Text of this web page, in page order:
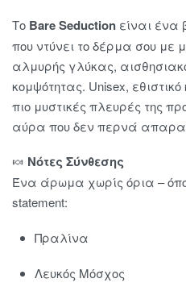
Το Bare Seduction είναι ένα
που ντύνει το δέρμα σου με
αλμυρής γλύκας,
κομψότητας. Unisex,
πιο μυστικές πλευρές της
αύρα που δεν περνά
🍬 Νότες Σύνθεσης
Ένα άρωμα χωρίς όρια –
statement:
Πραλίνα
Λευκός Μόσχος